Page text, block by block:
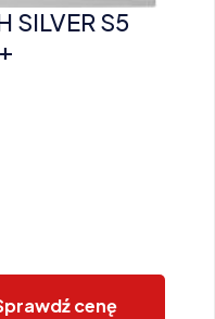
S5
cenę